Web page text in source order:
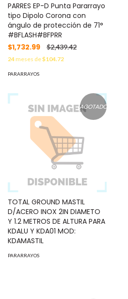
PARRES EP-D Punta Pararrayo
tipo Dipolo Corona con
ángulo de protección de 71°
#BFLASH#BFPRR
$1,732.99
$2,439.42
24meses de$104.72
PARARRAYOS
AGOTADO
TOTAL GROUND MASTIL
D/ACERO INOX 2IN DIAMETO
Y 1.2 METROS DE ALTURA PARA
KDALU Y KDA01 MOD:
KDAMASTIL
PARARRAYOS